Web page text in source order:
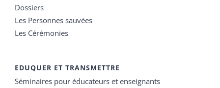
Dossiers
Les Personnes sauvées
Les Cérémonies
EDUQUER ET TRANSMETTRE
Séminaires pour éducateurs et enseignants